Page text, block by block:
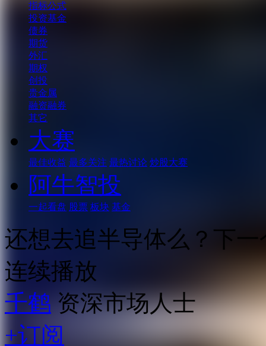
指标公式
投资基金
债券
期货
外汇
期权
创投
贵金属
融资融券
其它
大赛
最佳收益 最多关注 最热讨论 炒股大赛
阿牛智投
一起看盘 股票 板块 基金
还想去追半导体么？下
连续播放
千鹤 资深市场人士
+订阅